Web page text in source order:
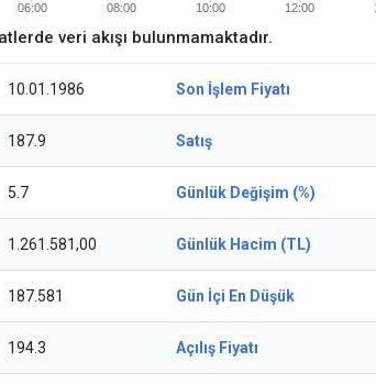
06:00 08:00 10:00 12:00
veri akışı bulunmamaktadır.
10.01.1986 Son İşlem Fiyatı
187.9 Satış
5.7 Günlük Değişim (%)
1.261.581,00 Günlük Hacim (TL)
187.581 Gün İçi En Düşük
194.3 Açılış Fiyatı